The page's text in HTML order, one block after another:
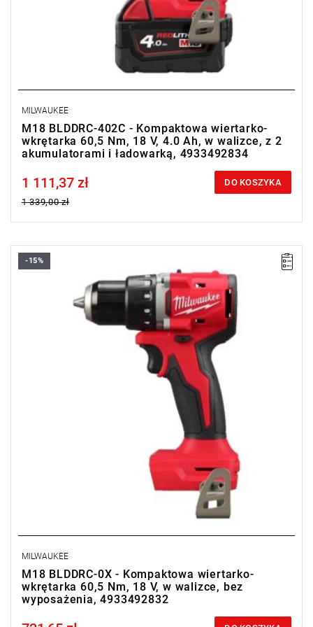
MILWAUKEE
M18 BLDDRC-402C - Kompaktowa wiertarko-
wkrętarka 60,5 Nm, 18 V, 4.0 Ah, w walizce, z 2
akumulatorami i ładowarką, 4933492834
Price tax included
1 111,37 zł
1 339,00 zł
DO KOSZYKA
Milwaukee M18 BLDDRC to kompaktowa, bezszczotkowa
wiertarko-wkrętarka o długości 145 mm, oferująca doskonały
stosunek mocy do rozmiaru (60,5 Nm), z metalowym uchwytem
13 mm, wskaźnikiem poziomu mocy, diodą LED i
kompatybilnością z systemem akumulatorów M18™.
-15%
MILWAUKEE
M18 BLDDRC-0X - Kompaktowa wiertarko-
wkrętarka 60,5 Nm, 18 V, w walizce, bez
wyposażenia, 4933492832